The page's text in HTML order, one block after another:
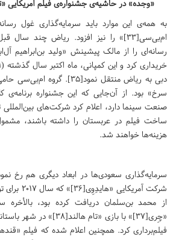
«وجده» در حاشیه‌ی جشنواره‌ی فیلم آمریکایی
به همه‌ی این موارد باید سرمایه‌گذاری غول
ام‌بی‌سی[۳۳]» را نیز افزود. ریاض چند
دبی به ریاض منتقل نمود[۳۵].
سرخ» بود. از آن‌جایی که این جشنواره برنامه‌ی
صنعت سینما دارد، اعلام کرد شرکت‌های
ساخت فیلم در عربستان را داشته باشند،
هزینه‌ها خواهند شد.
سرمایه‌گذاری سعودی‌ها در ابعاد دیگری هم رخ
شرکت